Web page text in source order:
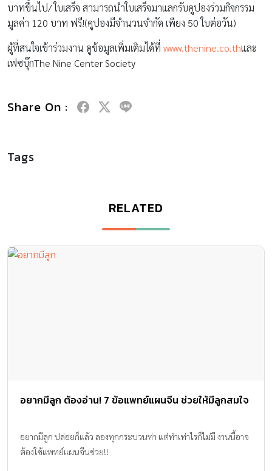
บาทขึ้นไป/ ใบเสร็จ สามารถนำใบเสร็จมาแลกรับคูปองร่วมกิจกรรม
มูลค่า 120 บาท ฟรี!(คูปองมีจำนวนจำกัด เพียง 50 ใบต่อวัน)
ผู้ที่สนใจเข้าร่วมงาน ดูข้อมูลเพิ่มเติมได้ที่ www.thenine.co.thและ
เฟซบุ๊กThe Nine Center Society
Share On :
Tags
RELATED
อยากมีลูก ต้องอ่าน! 7 ข้อแพทย์แผนจีน ช่วยให้มีลูกสมใจ
อยากมีลูก ปล่อยก็แล้ว ลองทุกกระบวนท่า แต่ทำเท่าไรก็ไม่มี งานนี้อาจ
ต้องใช้แพทย์แผนจีนช่วย!!